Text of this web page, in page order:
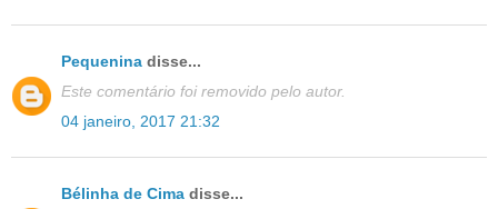
Pequenina disse...
Este comentário foi removido pelo autor.
04 janeiro, 2017 21:32
Bélinha de Cima disse...